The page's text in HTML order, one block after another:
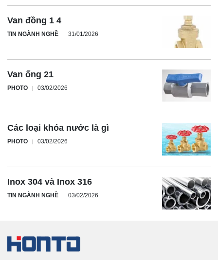
Van đồng 1 4
TIN NGÀNH NGHỀ 31/01/2026
Van ống 21
PHOTO 03/02/2026
Các loại khóa nước là gì
PHOTO 03/02/2026
Inox 304 và Inox 316
TIN NGÀNH NGHỀ 03/02/2026